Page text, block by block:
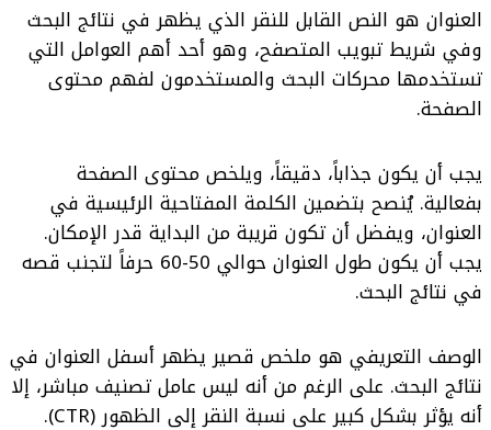
العنوان هو النص القابل للنقر الذي يظهر في نتائج البحث
وفي شريط تبويب المتصفح، وهو أحد أهم العوامل التي
تستخدمها محركات البحث والمستخدمون لفهم محتوى
الصفحة.
يجب أن يكون جذاباً، دقيقاً، ويلخص محتوى الصفحة
بفعالية. يُنصح بتضمين الكلمة المفتاحية الرئيسية في
العنوان، ويفضل أن تكون قريبة من البداية قدر الإمكان.
يجب أن يكون طول العنوان حوالي 50-60 حرفاً لتجنب قصه
في نتائج البحث.
الوصف التعريفي هو ملخص قصير يظهر أسفل العنوان في
نتائج البحث. على الرغم من أنه ليس عامل تصنيف مباشر، إلا
أنه يؤثر بشكل كبير على نسبة النقر إلى الظهور (CTR).